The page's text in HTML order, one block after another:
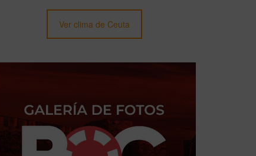
Ver clima de Ceuta